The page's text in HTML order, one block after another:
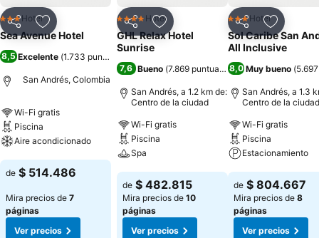
CompartirAgregar a favoritos
3 Estrellas
Hotel
Sea Avenue Hotel
8,5 Excelente (1.733 puntuaciones
San Andrés, Colombia
Wi-Fi gratis
Piscina
Aire acondicionado
Ver precios
de $ 514.486
Mira precios de 7
páginas
Ver precios
CompartirAgregar a favoritos
4 EstrellasHotel
GHL Relax Hotel
Sunrise
7,6 Bueno (7.869 puntuaciones)
San Andrés, a 1.2 km de:
Centro de la ciudad
Wi-Fi gratis
Piscina
Spa
Ver precios
de $ 482.815
Mira precios de 10
páginas
Ver precios
CompartirAgregar
3 Estrellas
Hotel
Sol Caribe San
All Inclusive
8,0 Muy bueno (
San Andrés, a 1.3
Centro de la ciudad
Wi-Fi gratis
Piscina
Estacionamiento
Ver precios
de $ 804.667
Mira precios de 8
páginas
Ver precios